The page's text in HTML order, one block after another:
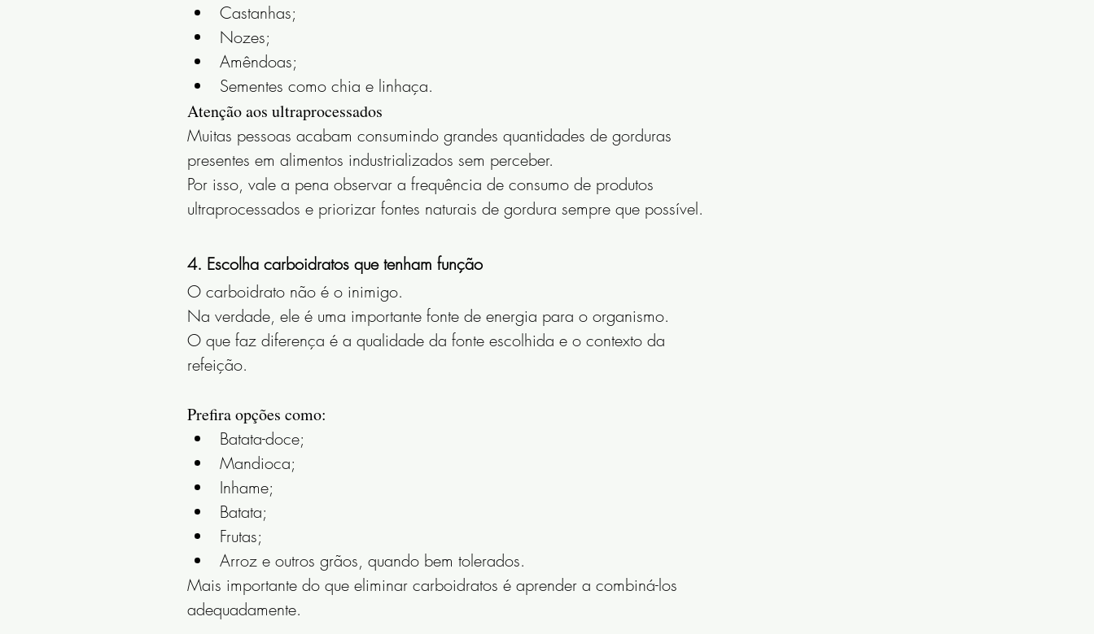
Castanhas;
Nozes;
Amêndoas;
Sementes como chia e linhaça.
Atenção aos ultraprocessados
Muitas pessoas acabam consumindo grandes quantidades de gorduras
presentes em alimentos industrializados sem perceber.
Por isso, vale a pena observar a frequência de consumo de produtos
ultraprocessados e priorizar fontes naturais de gordura sempre que possível.
4. Escolha carboidratos que tenham função
O carboidrato não é o inimigo.
Na verdade, ele é uma importante fonte de energia para o organismo.
O que faz diferença é a qualidade da fonte escolhida e o contexto da
refeição.
Prefira opções como:
Batata-doce;
Mandioca;
Inhame;
Batata;
Frutas;
Arroz e outros grãos, quando bem tolerados.
Mais importante do que eliminar carboidratos é aprender a combiná-los
adequadamente.